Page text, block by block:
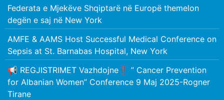
Federata e Mjekëve Shqiptarë në Europë themelon
degën e saj në New York
AMFE & AAMS Host Successful Medical Conference on
Sepsis at St. Barnabas Hospital, New York
📢 REGJISTRIMET Vazhdojne❗️ ” Cancer Prevention
for Albanian Women” Conference 9 Maj 2025-Rogner
Tirane